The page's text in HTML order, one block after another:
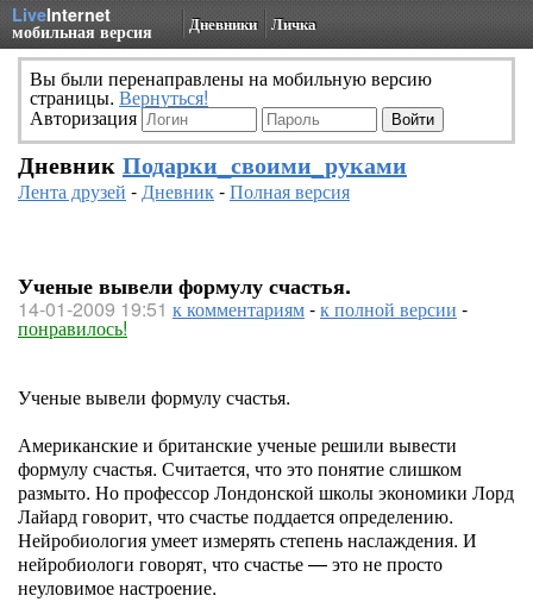
LiveInternet
мобильная версия Дневники Личка
Вы были перенаправлены на мобильную версию
страницы. Вернуться!
Авторизация
Дневник Подарки_своими_руками
Лента друзей -Дневник-Полная версия
Ученые вывели формулу счастья.
14-01-2009 19:51 к комментариям-к полной версии -
понравилось!
Ученые вывели формулу счастья.
Американские и британские ученые решили вывести
формулу счастья. Считается, что это понятие слишком
размыто. Но профессор Лондонской школы экономики Лорд
Лайард говорит, что счастье поддается определению.
Нейробиология умеет измерять степень наслаждения. И
нейробиологи говорят, что счастье — это не просто
неуловимое настроение.